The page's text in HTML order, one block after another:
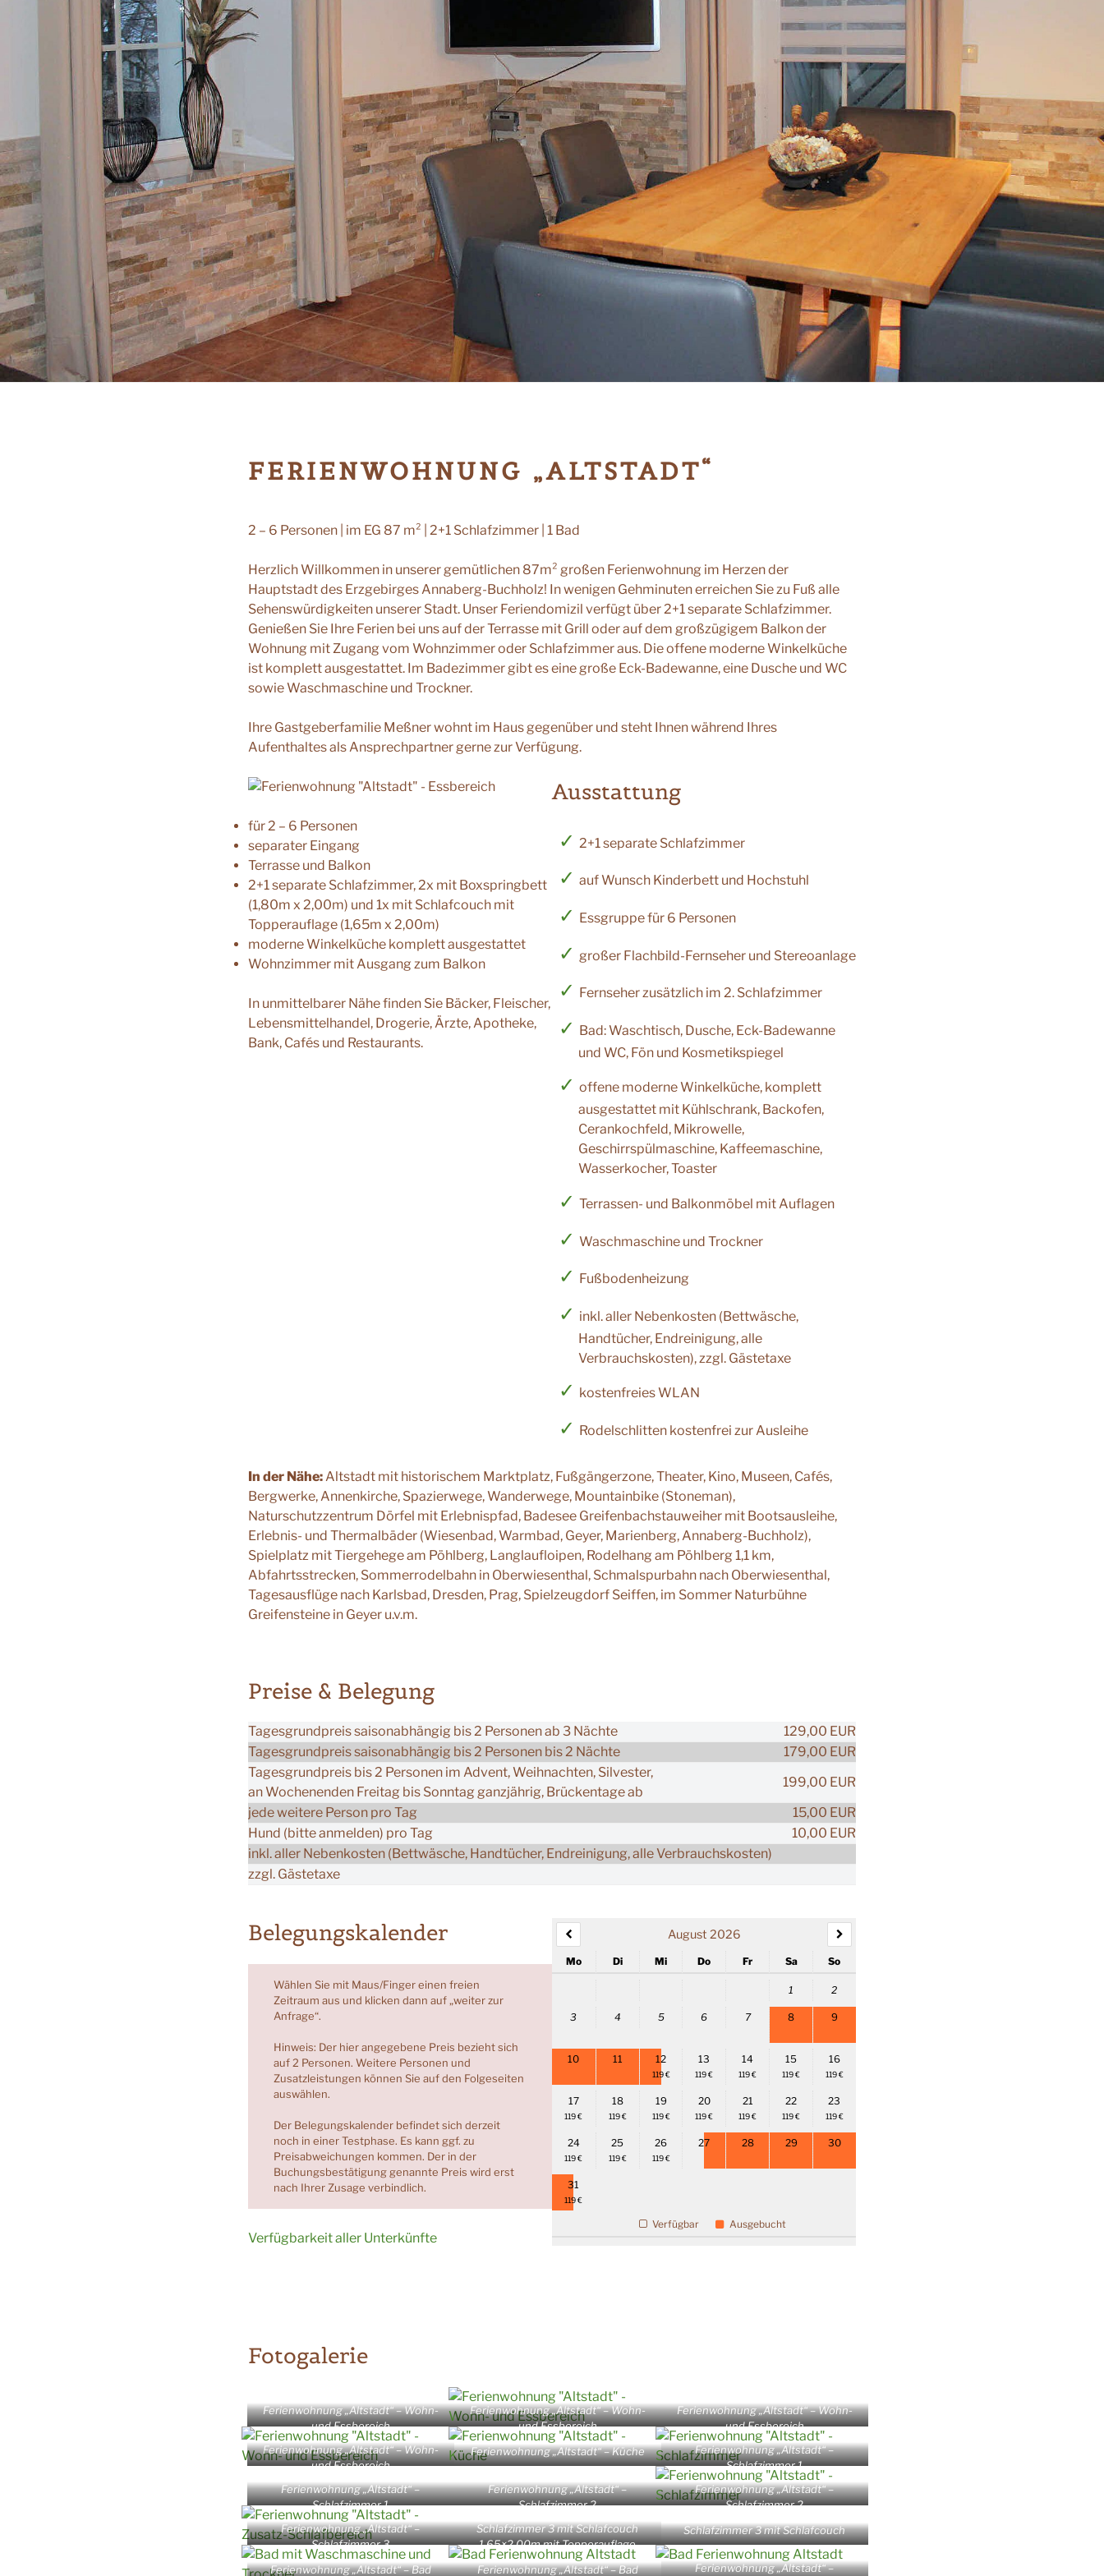
FERIENWOHNUNG „ALTSTADT“
2 – 6 Personen | im EG 87 m² | 2+1 Schlafzimmer | 1 Bad
Herzlich Willkommen in unserer gemütlichen 87m² großen Ferienwohnung im Herzen der
Hauptstadt des Erzgebirges Annaberg-Buchholz! In wenigen Gehminuten erreichen Sie zu Fuß alle
Sehenswürdigkeiten unserer Stadt. Unser Feriendomizil verfügt über 2+1 separate Schlafzimmer.
Genießen Sie Ihre Ferien bei uns auf der Terrasse mit Grill oder auf dem großzügigem Balkon der
Wohnung mit Zugang vom Wohnzimmer oder Schlafzimmer aus. Die offene moderne Winkelküche
ist komplett ausgestattet. Im Badezimmer gibt es eine große Eck-Badewanne, eine Dusche und WC
sowie Waschmaschine und Trockner.
Ihre Gastgeberfamilie Meßner wohnt im Haus gegenüber und steht Ihnen während Ihres
Aufenthaltes als Ansprechpartner gerne zur Verfügung.
für 2 – 6 Personen
separater Eingang
Terrasse und Balkon
2+1 separate Schlafzimmer, 2x mit Boxspringbett
(1,80m x 2,00m) und 1x mit Schlafcouch mit
Topperauflage (1,65m x 2,00m)
moderne Winkelküche komplett ausgestattet
Wohnzimmer mit Ausgang zum Balkon
In unmittelbarer Nähe finden Sie Bäcker, Fleischer,
Lebensmittelhandel, Drogerie, Ärzte, Apotheke,
Bank, Cafés und Restaurants.
Ausstattung
2+1 separate Schlafzimmer
auf Wunsch Kinderbett und Hochstuhl
Essgruppe für 6 Personen
großer Flachbild-Fernseher und Stereoanlage
Fernseher zusätzlich im 2. Schlafzimmer
Bad: Waschtisch, Dusche, Eck-Badewanne
und WC, Fön und Kosmetikspiegel
offene moderne Winkelküche, komplett
ausgestattet mit Kühlschrank, Backofen,
Cerankochfeld, Mikrowelle,
Geschirrspülmaschine, Kaffeemaschine,
Wasserkocher, Toaster
Terrassen- und Balkonmöbel mit Auflagen
Waschmaschine und Trockner
Fußbodenheizung
inkl. aller Nebenkosten (Bettwäsche,
Handtücher, Endreinigung, alle
Verbrauchskosten), zzgl. Gästetaxe
kostenfreies WLAN
Rodelschlitten kostenfrei zur Ausleihe
In der Nähe: Altstadt mit historischem Marktplatz, Fußgängerzone, Theater, Kino, Museen, Cafés,
Bergwerke, Annenkirche, Spazierwege, Wanderwege, Mountainbike (Stoneman),
Naturschutzzentrum Dörfel mit Erlebnispfad, Badesee Greifenbachstauweiher mit Bootsausleihe,
Erlebnis- und Thermalbäder (Wiesenbad, Warmbad, Geyer, Marienberg, Annaberg-Buchholz),
Spielplatz mit Tiergehege am Pöhlberg, Langlaufloipen, Rodelhang am Pöhlberg 1,1 km,
Abfahrtsstrecken, Sommerrodelbahn in Oberwiesenthal, Schmalspurbahn nach Oberwiesenthal,
Tagesausflüge nach Karlsbad, Dresden, Prag, Spielzeugdorf Seiffen, im Sommer Naturbühne
Greifensteine in Geyer u.v.m.
Preise & Belegung
Tagesgrundpreis saisonabhängig bis 2 Personen ab 3 Nächte
129,00 EUR
Tagesgrundpreis saisonabhängig bis 2 Personen bis 2 Nächte
179,00 EUR
Tagesgrundpreis bis 2 Personen im Advent, Weihnachten, Silvester,
an Wochenenden Freitag bis Sonntag ganzjährig, Brückentage ab
199,00 EUR
jede weitere Person pro Tag
15,00 EUR
Hund (bitte anmelden) pro Tag
10,00 EUR
inkl. aller Nebenkosten (Bettwäsche, Handtücher, Endreinigung, alle Verbrauchskosten)
zzgl. Gästetaxe
Belegungskalender
Wählen Sie mit Maus/Finger einen freien
Zeitraum aus und klicken dann auf „weiter zur
Anfrage“.
Hinweis: Der hier angegebene Preis bezieht sich
auf 2 Personen. Weitere Personen und
Zusatzleistungen können Sie auf den Folgeseiten
auswählen.
Der Belegungskalender befindet sich derzeit
noch in einer Testphase. Es kann ggf. zu
Preisabweichungen kommen. Der in der
Buchungsbestätigung genannte Preis wird erst
nach Ihrer Zusage verbindlich.
Verfügbarkeit aller Unterkünfte
August 2026
Mo Di Mi Do Fr Sa So
1 2
3 4 5 6 7 8 9
10 11 12
119 €
13
119 €
14
119 €
15
119 €
16
119 €
17
119 €
18
119 €
19
119 €
20
119 €
21
119 €
22
119 €
23
119 €
24
119 €
25
119 €
26
119 €
27 28 29 30
31
119 €
Verfügbar Ausgebucht
Fotogalerie
Ferienwohnung „Altstadt“ – Wohn-
und Essbereich
Ferienwohnung „Altstadt“ – Wohn-
und Essbereich
Ferienwohnung „Altstadt“ – Wohn-
und Essbereich
Ferienwohnung „Altstadt“ – Wohn-
und Essbereich
Ferienwohnung „Altstadt“ – Küche
Ferienwohnung „Altstadt“ –
Schlafzimmer 1
Ferienwohnung „Altstadt“ –
Schlafzimmer 1
Ferienwohnung „Altstadt“ –
Schlafzimmer 2
Ferienwohnung „Altstadt“ –
Schlafzimmer 2
Ferienwohnung „Altstadt“ –
Schlafzimmer 3
Schlafzimmer 3 mit Schlafcouch
1,65×2,00m mit Topperauflage
Schlafzimmer 3 mit Schlafcouch
Ferienwohnung „Altstadt“ – Bad Ferienwohnung „Altstadt“ – Bad Ferienwohnung „Altstadt“ –